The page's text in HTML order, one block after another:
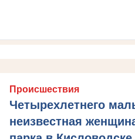
Происшествия
Четырехлетнего
неизвестная